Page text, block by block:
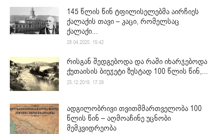
145 წლის წინ ტფილისელებმა აირჩიეს
ქალაქის თავი – კაცი, რომელსაც
ქალაქი...
28.04.2020. 15:42
რისგან შედგებოდა და რაში იხარჯებოდა
ქუთაისის ბიუჯეტი ზუსტად 100 წლის წინ,...
25.12.2019. 17:39
ადგილობრივი თვითმმართველობა 100
წლის წინ – აღმოაჩინე უცნობი
მემკვიდრეობა